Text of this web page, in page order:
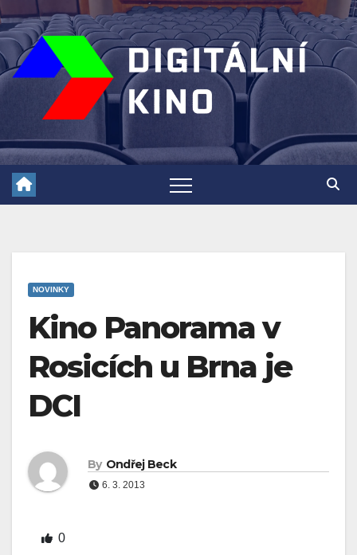
Skip
to
content
NOVINKY
Kino Panorama v
Rosicích u Brna je
DCI
By Ondřej Beck
6. 3. 2013
0